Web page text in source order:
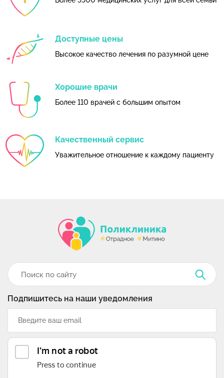
Доступные цены
Высокое качество лечения по разумной цене
Хорошие врачи
Более 110 врачей с большим опытом
Качественный сервис
Уважительное отношение к каждому пациенту
Подпишитесь на наши уведомления